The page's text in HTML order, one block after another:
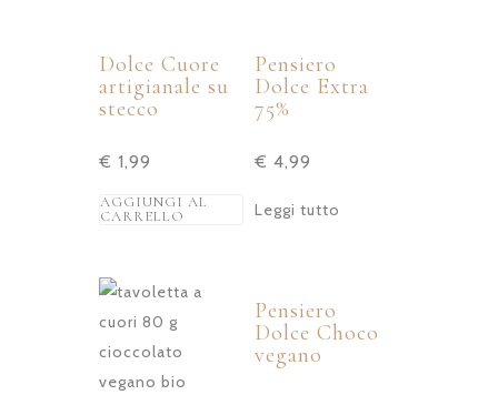
Dolce Cuore
artigianale su
stecco
€ 1,99
AGGIUNGI AL
CARRELLO
Pensiero
Dolce Extra
75%
€ 4,99
Leggi tutto
Pensiero
Dolce Choco
vegano